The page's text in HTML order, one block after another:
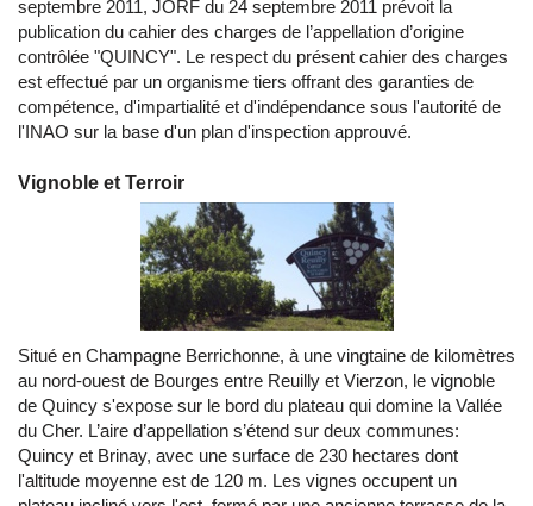
septembre 2011, JORF du 24 septembre 2011 prévoit la
publication du cahier des charges de l’appellation d’origine
contrôlée "QUINCY". Le respect du présent cahier des charges
est effectué par un organisme tiers offrant des garanties de
compétence, d'impartialité et d'indépendance sous l'autorité de
l'INAO sur la base d'un plan d'inspection approuvé.
Vignoble et Terroir
Situé en Champagne Berrichonne, à une vingtaine de kilomètres
au nord-ouest de Bourges entre Reuilly et Vierzon, le vignoble
de Quincy s'expose sur le bord du plateau qui domine la Vallée
du Cher. L’aire d’appellation s’étend sur deux communes:
Quincy et Brinay, avec une surface de 230 hectares dont
l'altitude moyenne est de 120 m. Les vignes occupent un